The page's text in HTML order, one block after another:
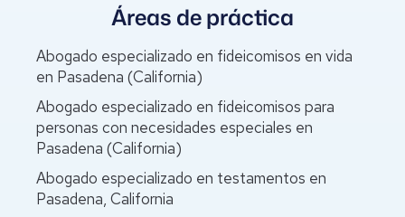
Áreas de práctica
Abogado especializado en fideicomisos en vida
en Pasadena (California)
Abogado especializado en fideicomisos para
personas con necesidades especiales en
Pasadena (California)
Abogado especializado en testamentos en
Pasadena, California